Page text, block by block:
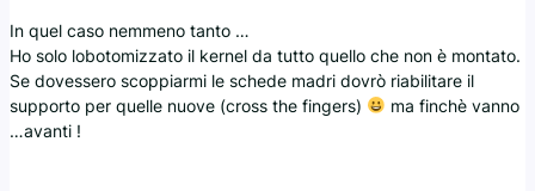
In quel caso nemmeno tanto …
Ho solo lobotomizzato il kernel da tutto quello che non è montato.
Se dovessero scoppiarmi le schede madri dovrò riabilitare il
supporto per quelle nuove (cross the fingers)
ma finchè vanno
…avanti !